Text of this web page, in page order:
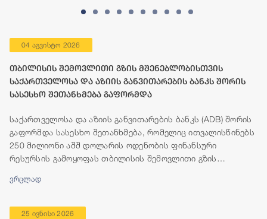
04 აგვისტო 2026
თბილისის შემოვლითი გზის მშენებლობისთვის
საქართველოსა და აზიის განვითარების ბანკს შორის
სასესხო შეთანხმება გაფორმდა
საქართველოსა და აზიის განვითარების ბანკს (ADB) შორის
გაფორმდა სასესხო შეთანხმება, რომელიც ითვალისწინებს
250 მილიონი აშშ დოლარის ოდენობის ფინანსური
რესურსის გამოყოფას თბილისის შემოვლითი გზის
ვრცლად
25 ივნისი 2026